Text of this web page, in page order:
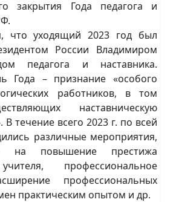
закрытия Года педагога и
уходящий 2023 год был
России Владимиром
педагога и наставника.
Года – признание «особого
работников, в том
наставническую
В течение всего 2023 г. по всей
различные мероприятия,
на повышение престижа
профессиональное
профессиональных
практическим опытом и др.